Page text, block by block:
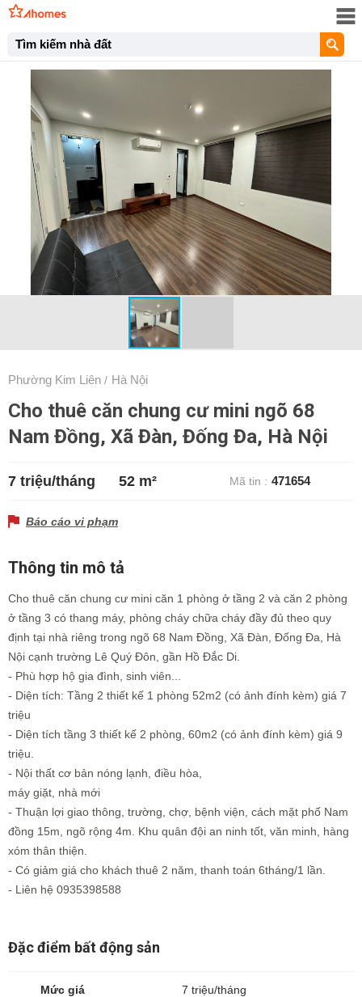
Tìm kiếm nhà đất
Phường Kim Liên / Hà Nội
Cho thuê căn chung cư mini ngõ 68
Nam Đồng, Xã Đàn, Đống Đa, Hà Nội
7 triệu/tháng 52 m² Mã tin : 471654
Báo cáo vi phạm
Thông tin mô tả
Cho thuê căn chung cư mini căn 1 phòng ở tầng 2 và căn 2 phòng
ở tầng 3 có thang máy, phòng cháy chữa cháy đầy đủ theo quy
định tại nhà riêng trong ngõ 68 Nam Đồng, Xã Đàn, Đống Đa, Hà
Nội cạnh trường Lê Quý Đôn, gần Hồ Đắc Di.
- Phù hợp hộ gia đình, sinh viên...
- Diện tích: Tầng 2 thiết kế 1 phòng 52m2 (có ảnh đính kèm) giá 7
triệu
- Diện tích tầng 3 thiết kế 2 phòng, 60m2 (có ảnh đính kèm) giá 9
triệu.
- Nội thất cơ bản nóng lạnh, điều hòa,
máy giặt, nhà mới
- Thuận lợi giao thông, trường, chợ, bệnh viện, cách mặt phố Nam
đồng 15m, ngõ rộng 4m. Khu quân đội an ninh tốt, văn minh, hàng
xóm thân thiện.
- Có giảm giá cho khách thuê 2 năm, thanh toán 6tháng/1 lần.
- Liên hệ 0935398588
Đặc điểm bất động sản
Mức giá 7 triệu/tháng